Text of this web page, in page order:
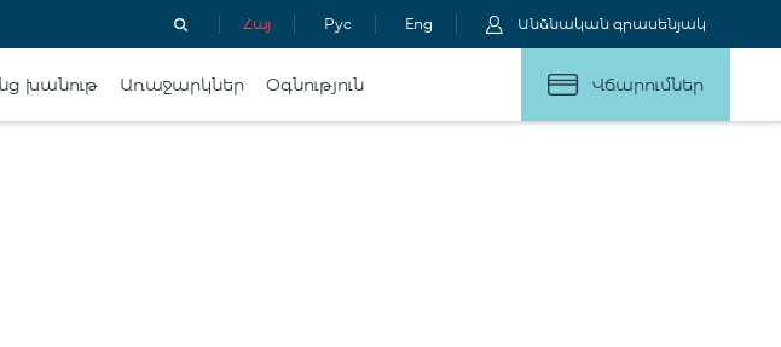
Հայ Рус Eng Անձնական գրասենյակ
խանութ Առաջարկներ Օգնություն Վճարումներ